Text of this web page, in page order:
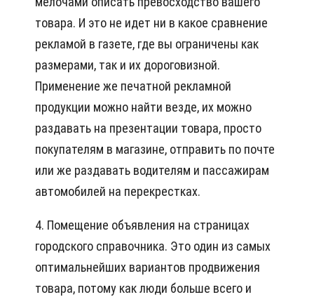
товара. И это не идет ни в какое сравнение
рекламой в газете, где вы ограничены как
размерами, так и их дороговизной.
Применение же печатной рекламной
продукции можно найти везде, их можно
раздавать на презентации товара, просто
покупателям в магазине, отправить по почте
или же раздавать водителям и пассажирам
автомобилей на перекрестках.
4. Помещение объявления на страницах
городского справочника. Это один из самых
оптимальнейших вариантов продвижения
товара, потому как люди больше всего и